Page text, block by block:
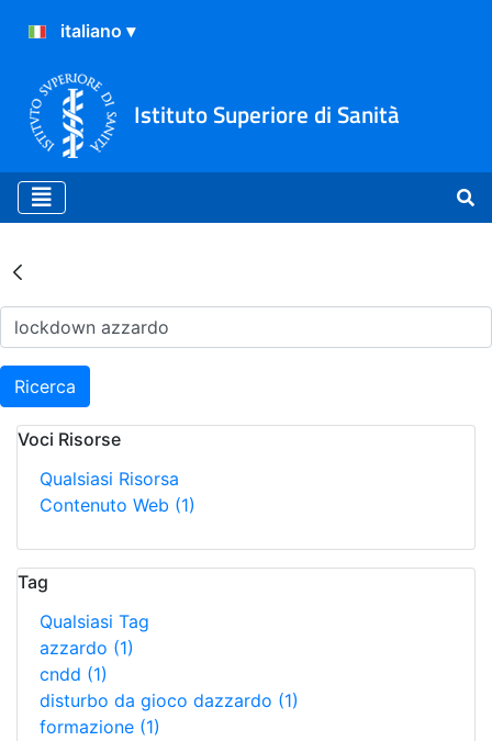
Istituto Superiore di Sanità
Risultati della Ricerca -
Ricerca
Voci Risorse
Qualsiasi Risorsa
Contenuto Web (1)
Tag
Qualsiasi Tag
azzardo (1)
cndd (1)
disturbo da gioco dazzardo (1)
formazione (1)